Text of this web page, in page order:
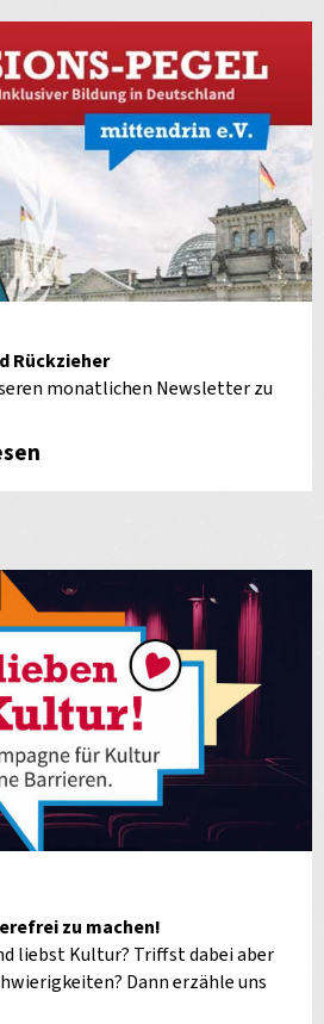
Rückzieher
monatlichen Newsletter zu
zu machen!
liebst Kultur? Triffst dabei aber
Dann erzähle uns